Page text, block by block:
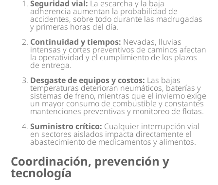
Seguridad vial: La escarcha y la baja
adherencia aumentan la probabilidad de
accidentes, sobre todo durante las madrugadas
y primeras horas del día.
Continuidad y tiempos: Nevadas, lluvias
intensas y cortes preventivos de caminos afectan
la operatividad y el cumplimiento de los plazos
de entrega.
Desgaste de equipos y costos: Las bajas
temperaturas deterioran neumáticos, baterías y
sistemas de freno, mientras que el invierno exige
un mayor consumo de combustible y constantes
mantenciones preventivas y monitoreo de flotas.
Suministro crítico: Cualquier interrupción vial
en sectores aislados impacta directamente el
abastecimiento de medicamentos y alimentos.
Coordinación, prevención y
tecnología